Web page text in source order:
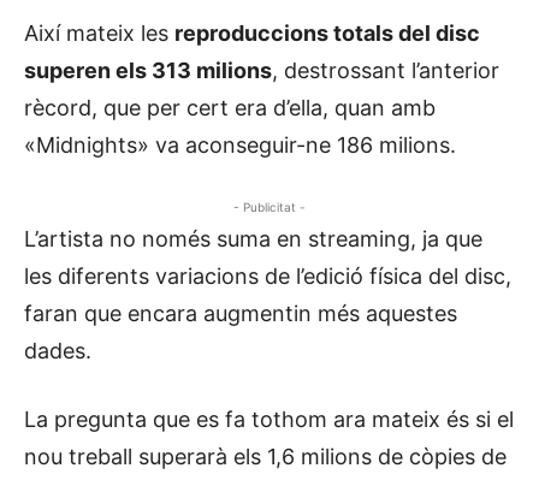
Així mateix les reproduccions totals del disc
superen els 313 milions, destrossant l’anterior
rècord, que per cert era d’ella, quan amb
«Midnights» va aconseguir-ne 186 milions.
- Publicitat -
L’artista no només suma en streaming, ja que
les diferents variacions de l’edició física del disc,
faran que encara augmentin més aquestes
dades.
La pregunta que es fa tothom ara mateix és si el
nou treball superarà els 1,6 milions de còpies de